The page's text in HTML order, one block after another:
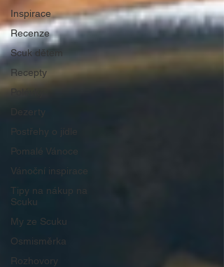
Inspirace
Recenze
Scuk dětem
Recepty
Polévky
Dezerty
Postřehy o jídle
Pomalé Vánoce
Vánoční inspirace
Tipy na nákup na
Scuku
My ze Scuku
Osmisměrka
Rozhovory